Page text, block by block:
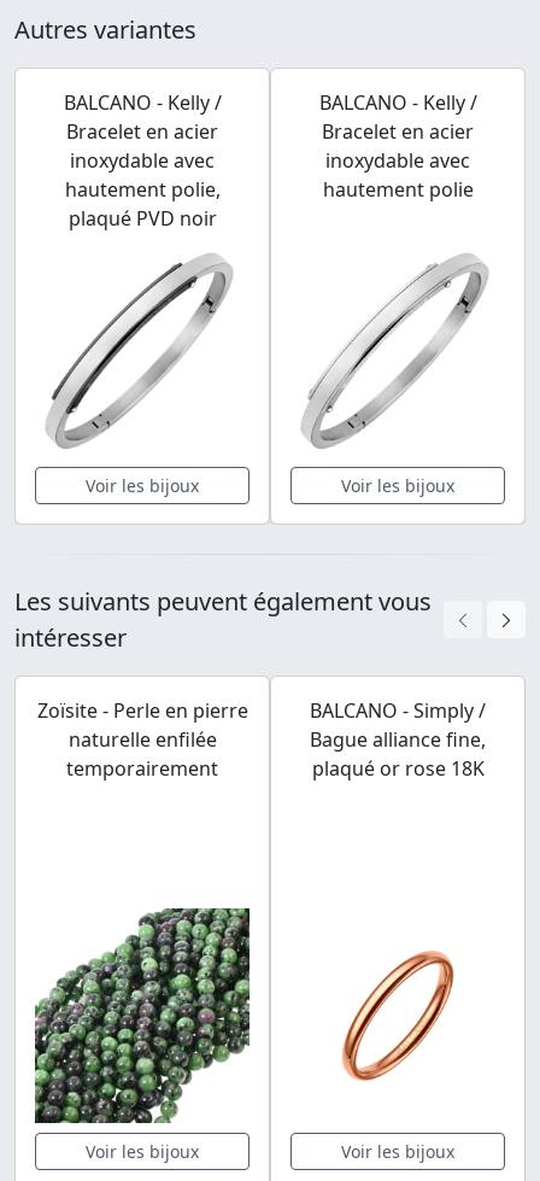
Autres variantes
BALCANO - Kelly /
Bracelet en acier
inoxydable avec
hautement polie,
plaqué PVD noir
Voir les bijoux
BALCANO - Kelly /
Bracelet en acier
inoxydable avec
hautement polie
Voir les bijoux
Les suivants peuvent également vous
intéresser
Zoïsite - Perle en pierre
naturelle enfilée
temporairement
Voir les bijoux
BALCANO - Simply /
Bague alliance fine,
plaqué or rose 18K
Voir les bijoux